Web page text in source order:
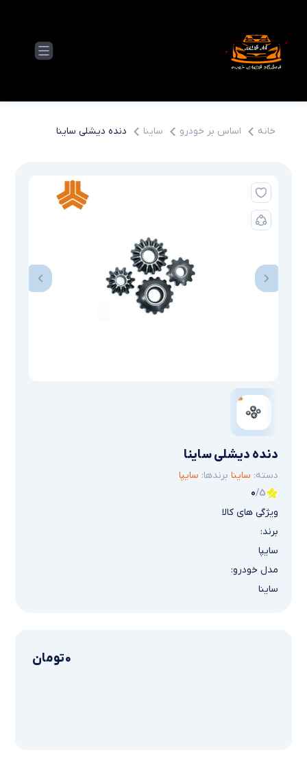
خانه اساس بر خودرو ساینا دنده دیشلی ساینا
دنده دیشلی ساینا
دسته: ساینا برندها: سایپا
0/5
ویژگی های کالا
برند:
سایپا
مدل خودرو:
ساینا
0تومان